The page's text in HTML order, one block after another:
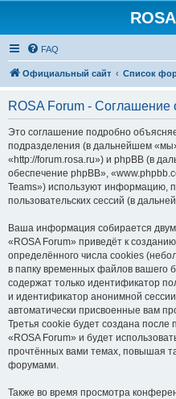
FAQ
Официальный сайт Список
ROSA Forum - Соглашение
Это соглашение подробно
подразделения (в дальнейшем
«http://forum.rosa.ru») и phpBB (в
обеспечение phpBB»,
Teams») используют информацию,
пользовательских сессий (в
Ваша информация собирается
«ROSA Forum» приведёт к
определённого числа cookies
в папку временных файлов вашего
содержат только идентификатор
и идентификатор анонимной
автоматически присвоенные вам
Третья cookie будет создана
«ROSA Forum» и будет
прочтённых вами темах, повышая
форумами.
Также во время просмотра